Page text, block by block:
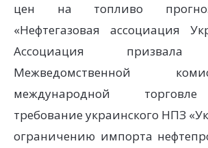
цен на топливо
«Нефтегазовая ассоциация
Ассоциация призвала
Межведомственной
международной
требование украинского НПЗ
ограничению импорта